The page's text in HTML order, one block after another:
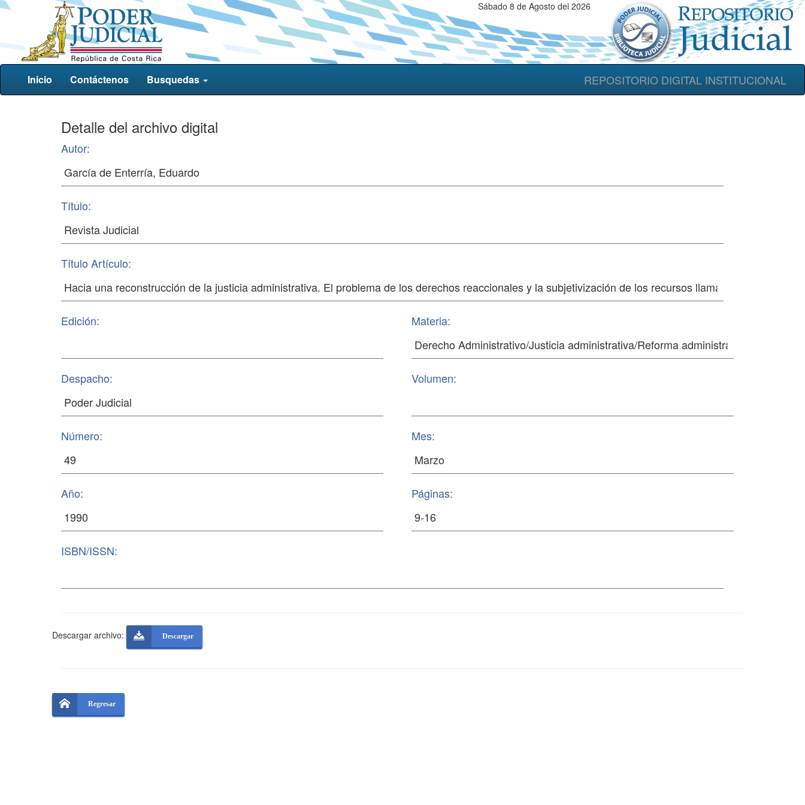
Sábado 8 de Agosto del 2026
REPOSITORIO DIGITAL INSTITUCIONAL
Inicio Contáctenos Busquedas
Detalle del archivo digital
Autor:
Título:
Título Artículo:
Edición: Materia:
Despacho: Volumen:
Número: Mes:
Año: Páginas:
ISBN/ISSN:
Descargar archivo: Descargar
Regresar